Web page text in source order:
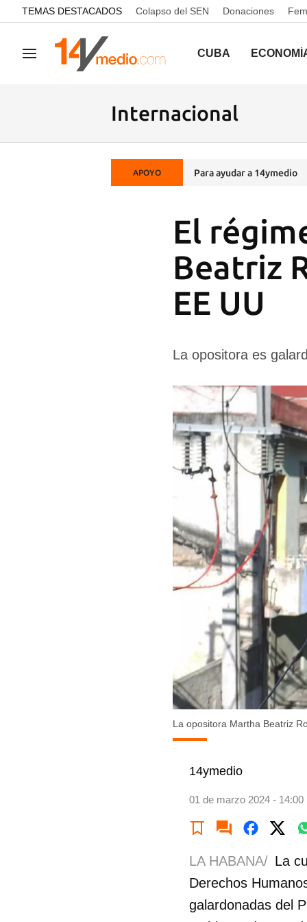
common.go-to-content
TEMAS DESTACADOS Colapso del SEN Donaciones
Navegación CUBA
Internacional
APOYO Para ayudar a 14ymedio
El
Beatriz
EE UU
La opositora es
La opositora Martha Beatriz
14ymedio
01 de marzo 2024 - 14:00
LA HABANA/ La
Derechos
galardonadas del